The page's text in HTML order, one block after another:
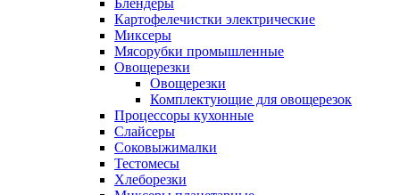
Картофелечистки электрические
Миксеры
Мясорубки промышленные
Овощерезки
Овощерезки
Комплектующие для овощерезок
Процессоры кухонные
Слайсеры
Соковыжималки
Тестомесы
Хлеборезки